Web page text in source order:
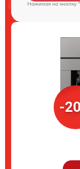
Нажимая на кнопку
-